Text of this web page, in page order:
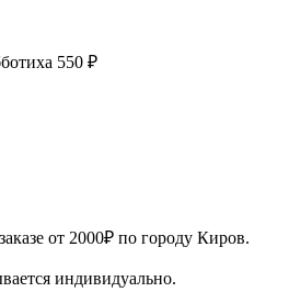
550 ₽
от 2000₽ по городу Киров.
индивидуально.